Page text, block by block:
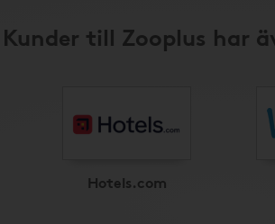
Kunder till Zooplus har
Hotels.com